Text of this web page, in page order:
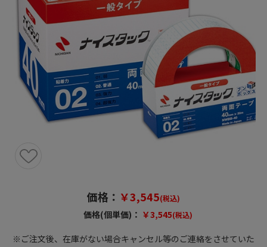
価格： ￥3,545(税込)
価格(個単価)： ￥3,545(税込)
※ご注文後、在庫がない場合キャンセル等のご連絡をさせていた